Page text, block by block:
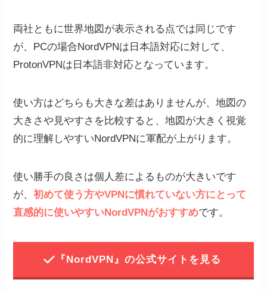
両社ともに世界地図が表示される点では同じです
が、PCの場合NordVPNは日本語対応に対して、
ProtonVPNは日本語非対応となっています。
使い方はどちらも大きな差はありませんが、地図の
大きさや見やすさを比較すると、地図が大きく視覚
的に理解しやすいNordVPNに軍配が上がります。
使い勝手の良さは個人差によるものが大きいです
が、初めて使う方やVPNに慣れていない方にとって
直感的に使いやすいNordVPNがおすすめです。
『NordVPN』の公式サイトを見る